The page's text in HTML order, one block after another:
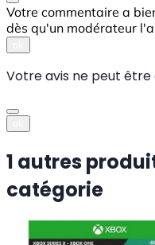
Votre commentaire a
dès qu'un modérateur
Votre avis ne peut être
1 autres
catégorie